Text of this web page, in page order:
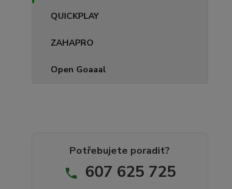
QUICKPLAY
ZAHAPRO
Open Goaaal
Potřebujete poradit?
607 625 725